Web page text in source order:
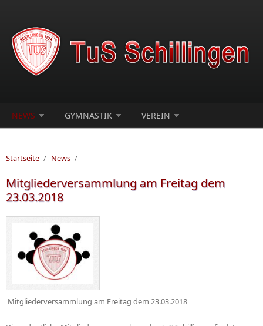
NEWS GYMNASTIK VEREIN
Startseite / News /
Mitgliederversammlung am Freitag dem
23.03.2018
Mitgliederversammlung am Freitag dem 23.03.2018